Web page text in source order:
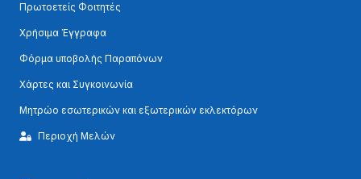
Πρωτοετείς Φοιτητές
Χρήσιμα Έγγραφα
Φόρμα υποβολής Παραπόνων
Χάρτες και Συγκοινωνία
Μητρώο εσωτερικών και εξωτερικών εκλεκτόρων
Περιοχή Μελών